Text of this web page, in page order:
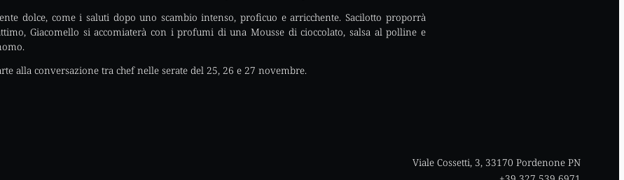
dolce, come i saluti dopo uno scambio intenso, proficuo e arricchente. Sacilotto proporrà
Giacomello si accomiaterà con i profumi di una Mousse di cioccolato, salsa al polline e
alla conversazione tra chef nelle serate del 25, 26 e 27 novembre.
Viale Cossetti, 3, 33170 Pordenone PN